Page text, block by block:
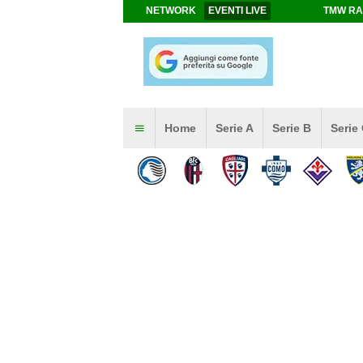
NETWORK EVENTI LIVE TMW
Home Serie A Serie B Serie